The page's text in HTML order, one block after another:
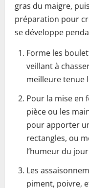
gras du maigre,
préparation pour
se développe
Forme les
veillant à
meilleure tenue
Pour la mise en
pièce ou les
pour apporter
rectangles, ou
l’humeur du
Les
piment, poivre,